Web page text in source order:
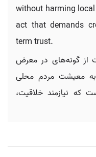
without harming
act that demands
term trust.
از گونه‌های در معرض
معیشت مردم محلی
که نیازمند خلاقیت،